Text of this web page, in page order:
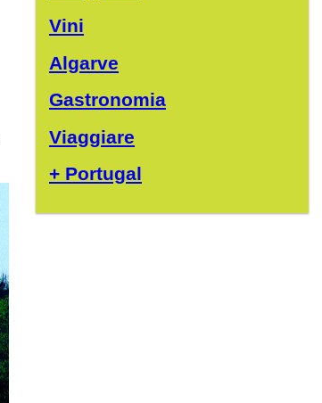
Vini
Algarve
Gastronomia
Viaggiare
+ Portugal